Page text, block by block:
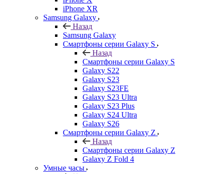
iPhone XR
Samsung Galaxy
Назад
Samsung Galaxy
Смартфоны серии Galaxy S
Назад
Смартфоны серии Galaxy S
Galaxy S22
Galaxy S23
Galaxy S23FE
Galaxy S23 Ultra
Galaxy S23 Plus
Galaxy S24 Ultra
Galaxy S26
Смартфоны серии Galaxy Z
Назад
Смартфоны серии Galaxy Z
Galaxy Z Fold 4
Умные часы